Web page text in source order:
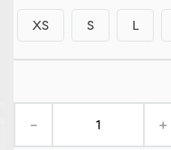
XS S L
＋
－